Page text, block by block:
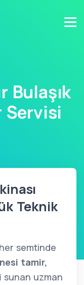
Bulaşık
Servisi
Teknik
semtinde
tamir,
sunan uzman